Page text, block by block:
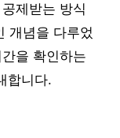
제받는 방식
개념을 다루었
을 확인하는
합니다.